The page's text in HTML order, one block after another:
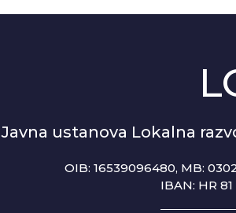
Javna ustanova Lokalna
OIB: 16539096480, MB:
IBAN: HR